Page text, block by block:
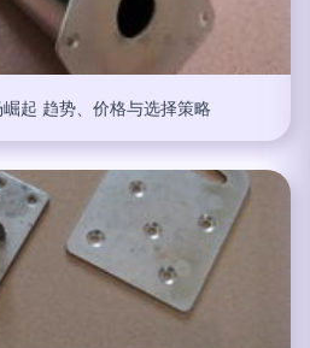
起 趋势、价格与选择策略